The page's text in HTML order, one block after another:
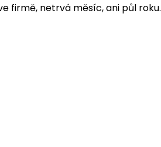
firmě, netrvá měsíc, ani půl roku.